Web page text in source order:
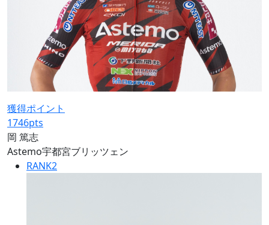
獲得ポイント
1746pts
岡 篤志
Astemo宇都宮ブリッツェン
RANK2